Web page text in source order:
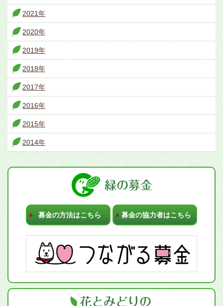
2021年
2020年
2019年
2018年
2017年
2016年
2015年
2014年
募金の方法はこちら 募金の協力者はこちら